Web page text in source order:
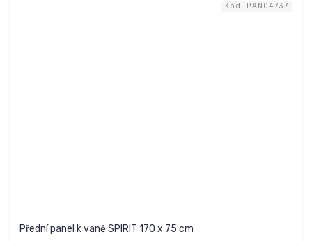
Přední panel k vaně SPIRIT 170 x 75 cm
Kód: PAN04737